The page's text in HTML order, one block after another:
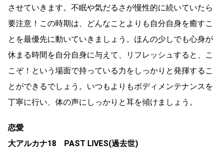
させていきます。不眠や気だるさが慢性的に続いていたら
要注意！この時期は、どんなことよりも自分自身を癒すこ
とを最優先に動いていきましょう。ほんの少しでも心身が
休まる時間を自分自身に与えて、リフレッシュすると、こ
こぞ！という場面で持っている力をしっかりと発揮するこ
とができるでしょう。いつもよりもボディメンテナンスを
丁寧に行い、体の声にしっかりと耳を傾けましょう。
恋愛
大アルカナ18 PAST LIVES(過去世)